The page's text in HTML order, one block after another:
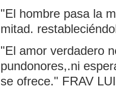
"El hombre pasa la
mitad.
"El amor verdadero
pundonores,.ni
se ofrece." FRAV